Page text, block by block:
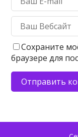
Сохраните
браузере для